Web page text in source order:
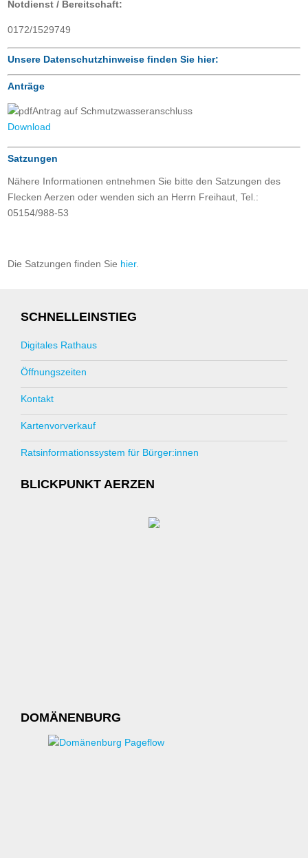
Notdienst / Bereitschaft:
0172/1529749
Unsere Datenschutzhinweise finden Sie hier:
Anträge
Antrag auf Schmutzwasseranschluss
Download
Satzungen
Nähere Informationen entnehmen Sie bitte den Satzungen des
Flecken Aerzen oder wenden sich an Herrn Freihaut, Tel.:
05154/988-53
Die Satzungen finden Sie hier.
SCHNELLEINSTIEG
Digitales Rathaus
Öffnungszeiten
Kontakt
Kartenvorverkauf
Ratsinformationssystem für Bürger:innen
BLICKPUNKT AERZEN
DOMÄNENBURG